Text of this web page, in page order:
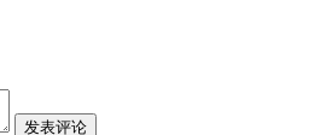
发表评论